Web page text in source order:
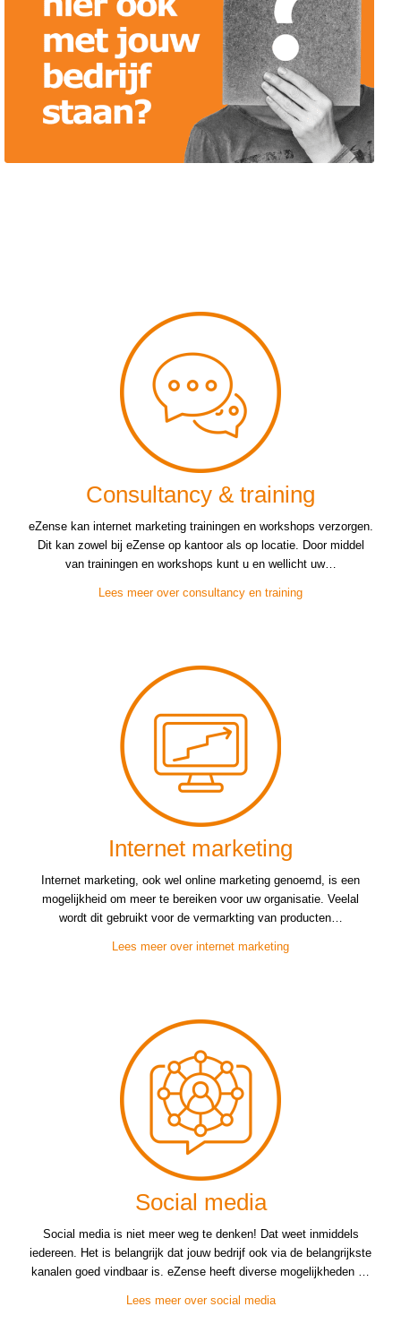
Consultancy & training
eZense kan internet marketing trainingen en workshops verzorgen.
Dit kan zowel bij eZense op kantoor als op locatie. Door middel
van trainingen en workshops kunt u en wellicht uw…
Lees meer over consultancy en training
Internet marketing
Internet marketing, ook wel online marketing genoemd, is een
mogelijkheid om meer te bereiken voor uw organisatie. Veelal
wordt dit gebruikt voor de vermarkting van producten…
Lees meer over internet marketing
Social media
Social media is niet meer weg te denken! Dat weet inmiddels
iedereen. Het is belangrijk dat jouw bedrijf ook via de belangrijkste
kanalen goed vindbaar is. eZense heeft diverse mogelijkheden …
Lees meer over social media